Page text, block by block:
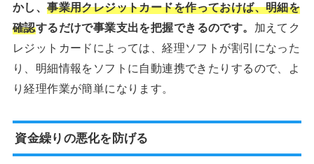
かし、事業用クレジットカードを作っておけば、明細を
確認するだけで事業支出を把握できるのです。 加えてク
レジットカードによっては、経理ソフトが割引になった
り、明細情報をソフトに自動連携できたりするので、よ
り経理作業が簡単になります。
資金繰りの悪化を防げる